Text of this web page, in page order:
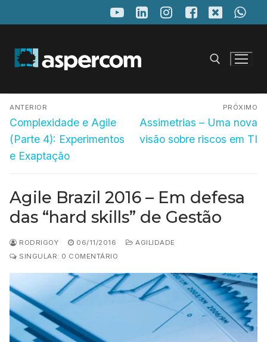
para
conteúdo
Pesquisar por:
Navegação
de
Post
ANTERIOR
Post
anterior:
Complexidade e Agile
(Parte 4): Experimentos
e Exaptação
PRÓXIMO
Próximo
post:
Assimetrias – Uma nova
visão sobre riscos em TI
Agile Brazil 2016 – Em defesa
das “hard skills” de Gestão
RODRIGOY 06/11/2016
AGILIDADE
SINGULAR: 0 COMENTÁRIO